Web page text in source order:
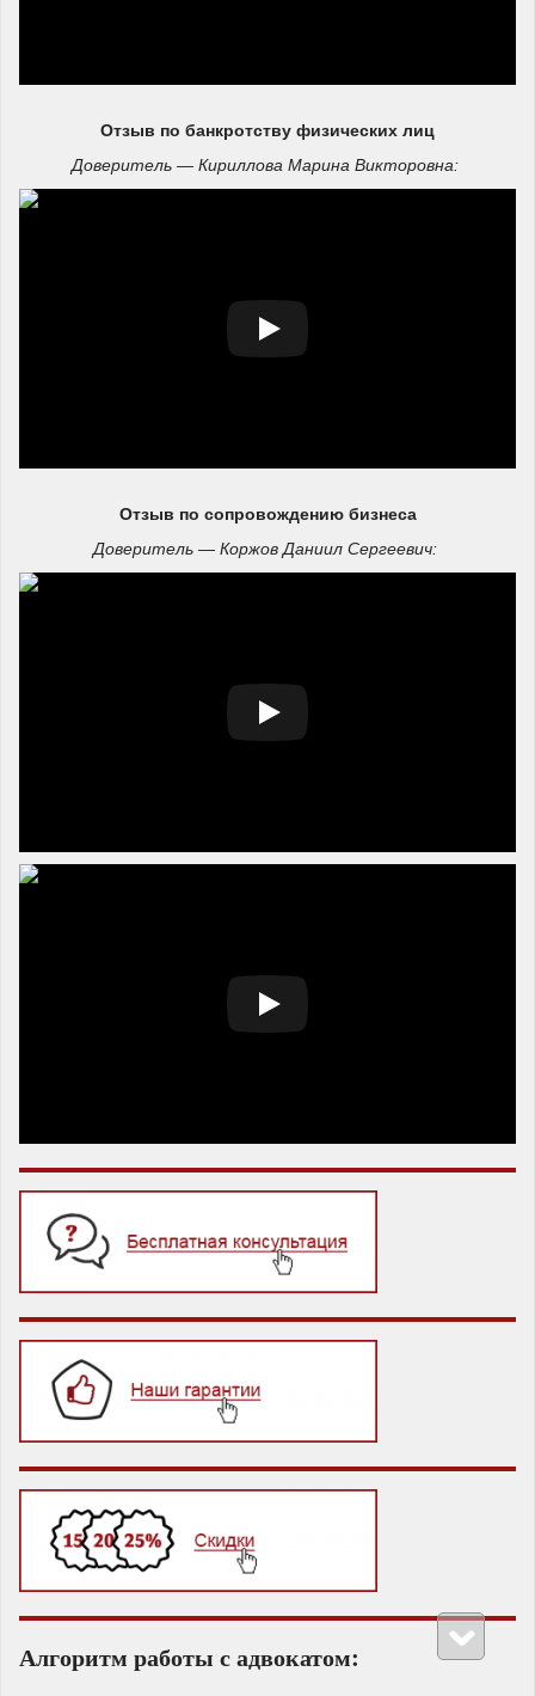
Отзыв по банкротству физических лиц
Доверитель — Кириллова Марина Викторовна:
Отзыв по сопровождению бизнеса
Доверитель — Коржов Даниил Сергеевич:
Алгоритм работы с адвокатом: